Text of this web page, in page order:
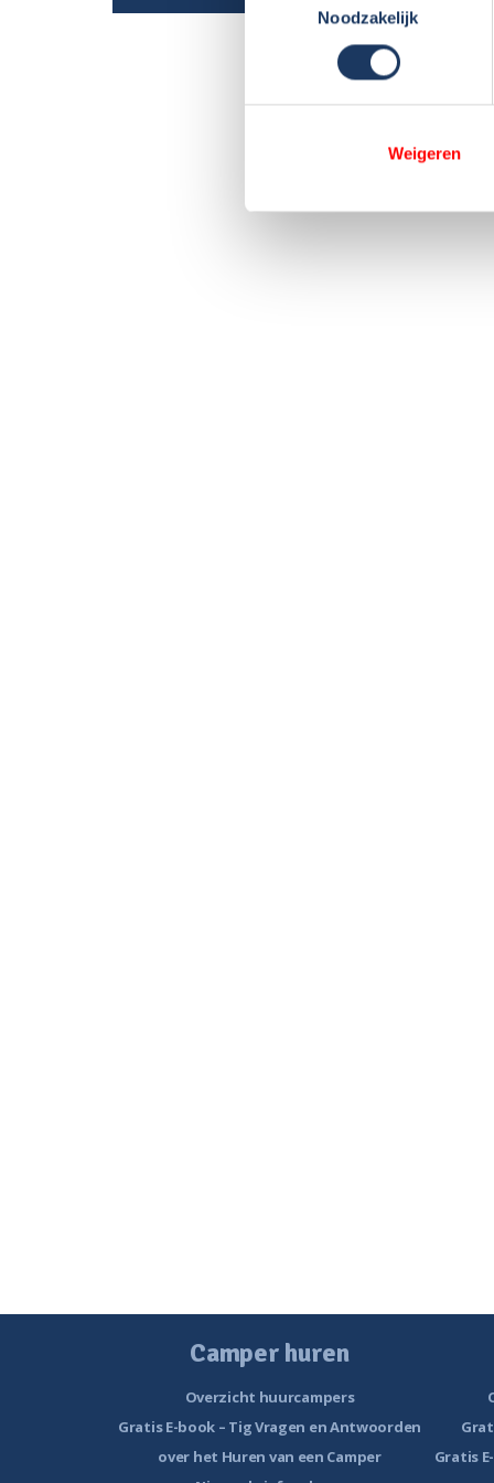
Noodzakelijk
Weigeren
Camper huren
Overzicht huurcampers
Gratis E-book – Tig Vragen en Antwoorden
over het Huren van een Camper
Gratis